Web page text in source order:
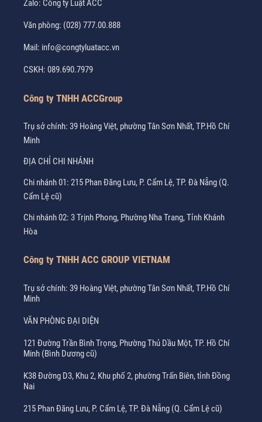
Zalo: Công ty Luật ACC
Văn phòng: (028) 777.00.888
Mail: info@congtyluatacc.vn
CSKH: 089.690.7979
Công ty TNHH ACCGroup
Trụ sở chính: 39 Hoàng Việt, phường Tân Sơn Nhất, TP.Hồ Chí
Minh
ĐỊA CHỈ CHI NHÁNH
Chi nhánh 01: 215 Phan Đăng Lưu, P. Cẩm Lệ, TP. Đà Nẵng (Q.
Cẩm Lệ cũ)
Chi nhánh 02: 3 Trịnh Phong, Phường Nha Trang, Tỉnh Khánh
Hòa
Công ty TNHH ACC GROUP VIETNAM
Trụ sở chính: 39 Hoàng Việt, phường Tân Sơn Nhất, TP.Hồ Chí
Minh
VĂN PHÒNG ĐẠI DIỆN
121 Đường Trần Bình Trọng, Phường Thủ Dầu Một, TP. Hồ Chí
Minh (Bình Dương cũ)
K38 Đường D3, Khu 2, Khu phố 2, phường Trấn Biên, tỉnh Đồng
Nai
215 Phan Đăng Lưu, P. Cẩm Lệ, TP. Đà Nẵng (Q. Cẩm Lệ cũ)